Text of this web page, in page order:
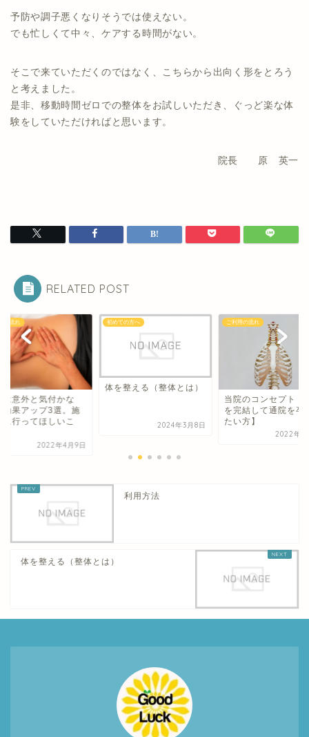
予防や調子悪くなりそうでは使えない。
でも忙しくて中々、ケアする時間がない。
そこで来ていただくのではなく、こちらから出向く形をとろう
と考えました。
是非、移動時間ゼロでの整体をお試しいただき、ぐっど楽な体
験をしていただければと思います。
院長 原 英一
RELATED POST
の流れ
は意外と気付かな
効果アップ3選。施
に行ってほしいこ
2022年4月9日
初めての方へ
体を整える（整体とは）
2024年3月8日
ご利用の流れ
当院のコンセプト【
を完結して通院を卒
たい方】
2022年4
利用方法
体を整える（整体とは）